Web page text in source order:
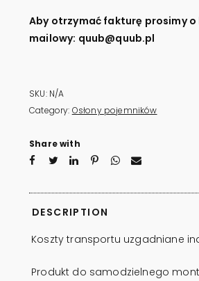
Aby otrzymać fakturę prosimy
mailowy: quub@quub.pl
SKU: N/A
Category: Osłony pojemników
Share with
DESCRIPTION
Koszty transportu uzgadniane
Produkt do samodzielnego